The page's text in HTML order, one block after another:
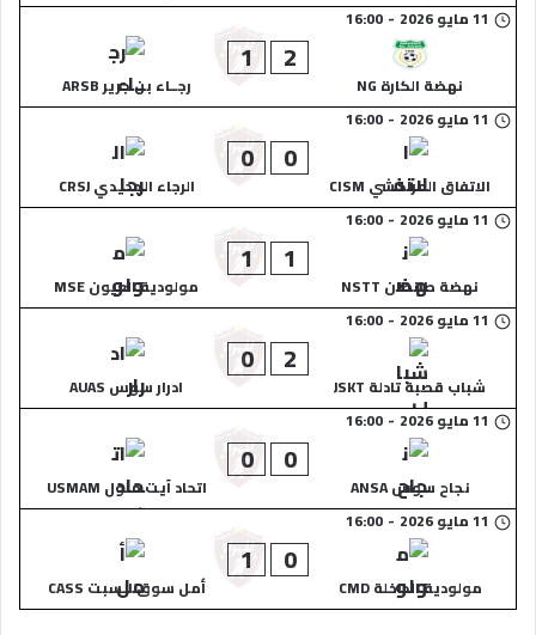
11 مايو 2026
-
16:00
نهضة الكارة NG
2
1
رجــاء بن جرير ARSB
11 مايو 2026
-
16:00
الاتفاق المراكشي CISM
0
0
الرجاء الجديدي CRSJ
11 مايو 2026
-
16:00
نهضة طانطان NSTT
1
1
مولودية العيون MSE
11 مايو 2026
-
16:00
شباب قصبة تادلة JSKT
2
0
ادرار سوس AUAS
11 مايو 2026
-
16:00
نجاح سوس ANSA
0
0
اتحاد آيت ملول USMAM
11 مايو 2026
-
16:00
مولودية الداخلة CMD
0
1
أمل سوق السبت CASS